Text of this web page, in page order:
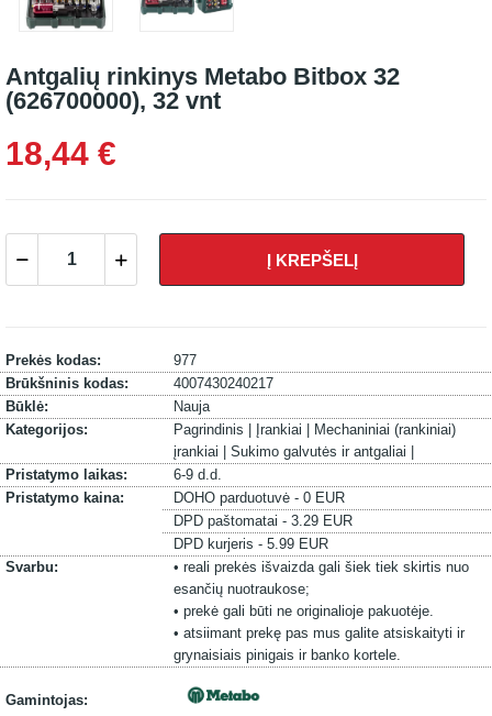
Antgalių rinkinys Metabo Bitbox 32
(626700000), 32 vnt
18,44 €
Į KREPŠELĮ
Prekės kodas:
977
Brūkšninis kodas:
4007430240217
Būklė:
Nauja
Kategorijos:
Pagrindinis | Įrankiai |
Mechaniniai (rankiniai)
įrankiai | Sukimo galvutės ir antgaliai |
Pristatymo laikas:
6-9 d.d.
Pristatymo kaina:
DOHO parduotuvė - 0 EUR
DPD paštomatai - 3.29 EUR
DPD kurjeris - 5.99 EUR
Svarbu:
• reali prekės išvaizda gali šiek tiek skirtis nuo
esančių nuotraukose;
• prekė gali būti ne originalioje pakuotėje.
• atsiimant prekę pas mus galite atsiskaityti ir
grynaisiais pinigais ir banko kortele.
Gamintojas: